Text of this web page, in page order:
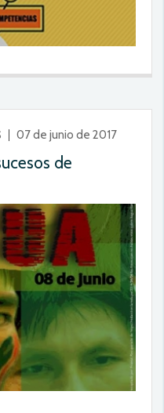
07 de junio de 2017
de